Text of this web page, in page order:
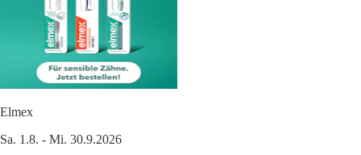
Elmex
Sa. 1.8. - Mi. 30.9.2026